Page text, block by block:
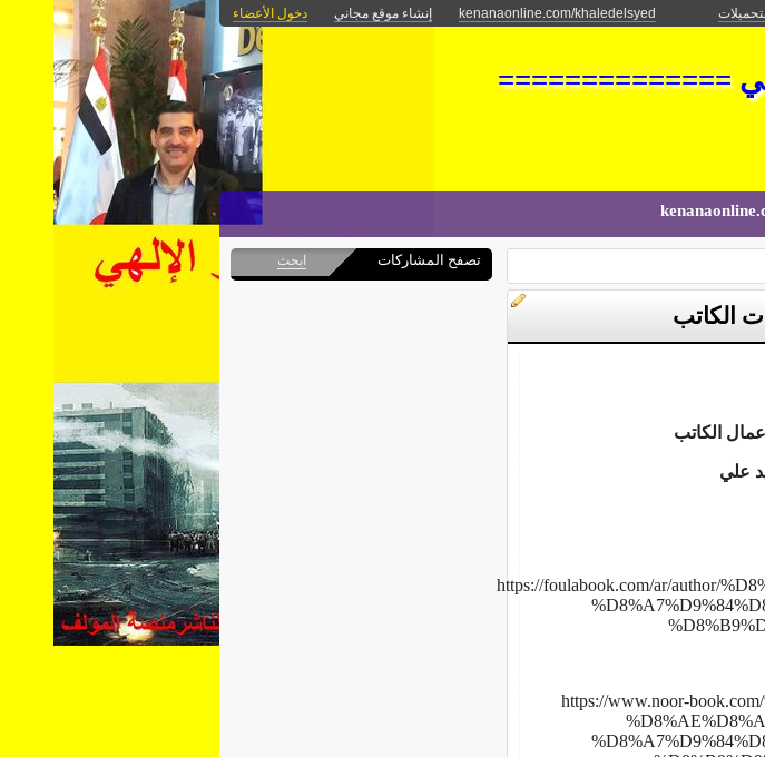
kenanaonline.com/khaledelsyed إنشاء موقع مجاني دخول الأعضاء
==============
الكاتب
الكاتب
علي
https://foulabook.com/ar/author/
https://www.noor-
تصفح المشاركات ابحث